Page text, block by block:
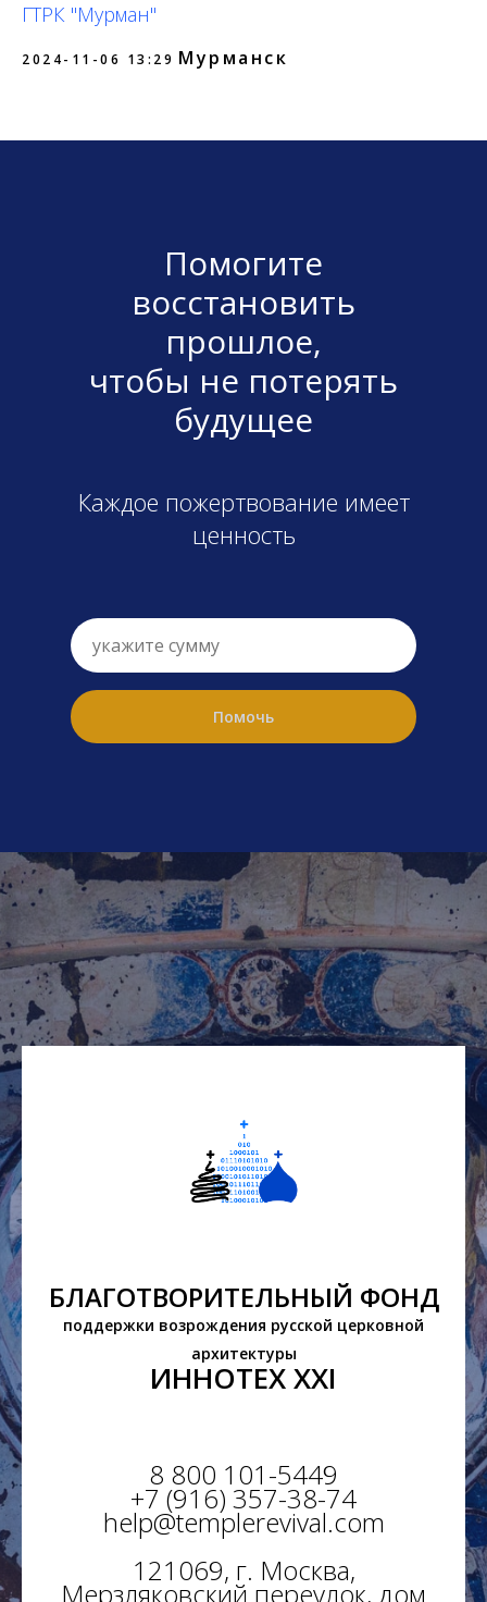
ГТРК "Мурман"
2024-11-06 13:29 Мурманск
Помогите
восстановить
прошлое,
чтобы не потерять
будущее
Каждое пожертвование имеет
ценность
Помочь
БЛАГОТВОРИТЕЛЬНЫЙ ФОНД
поддержки возрождения русской церковной
архитектуры
ИННОТЕХ XXI
8 800 101-5449
+7 (916) 357-38-74
help@templerevival.com
121069, г. Москва,
Мерзляковский переулок, дом